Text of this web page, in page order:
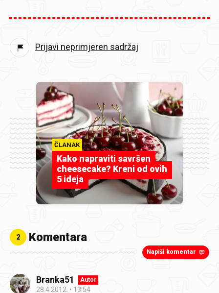
Prijavi neprimjeren sadržaj
ČLANAK
Kako napraviti savršen
cheesecake? Kreni od ovih
5 ideja
2 Komentara
Napiši komentar
Branka51 Autor
28.4.2012. 13:54